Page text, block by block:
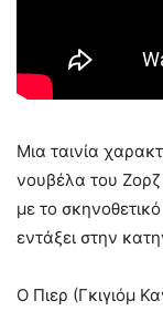
Μια ταινία
νουβέλα του
με το
εντάξει στην
Ο Πιερ (Γκιγιόμ